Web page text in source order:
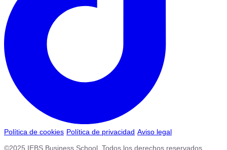
Política de cookies Política de privacidad Aviso legal
©2025 IEBS Business School. Todos los derechos reservados.